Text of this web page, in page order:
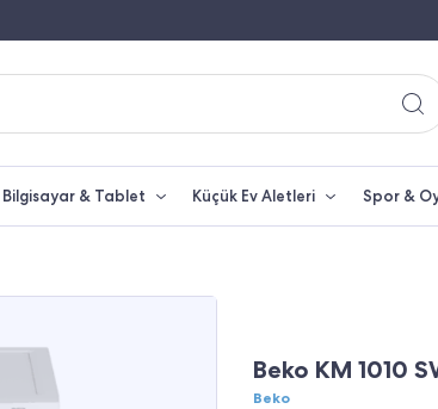
Bilgisayar & Tablet Küçük Ev Aletleri Spor &
Beko KM 1010
Beko